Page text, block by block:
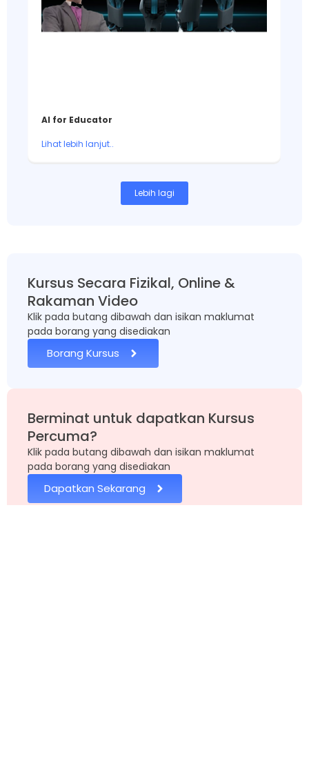
AI for Educator
Lihat lebih lanjut..
Lebih lagi
Kursus Secara Fizikal, Online &
Rakaman Video
Klik pada butang dibawah dan isikan maklumat
pada borang yang disediakan
Borang Kursus
Berminat untuk dapatkan Kursus
Percuma?
Klik pada butang dibawah dan isikan maklumat
pada borang yang disediakan
Dapatkan Sekarang